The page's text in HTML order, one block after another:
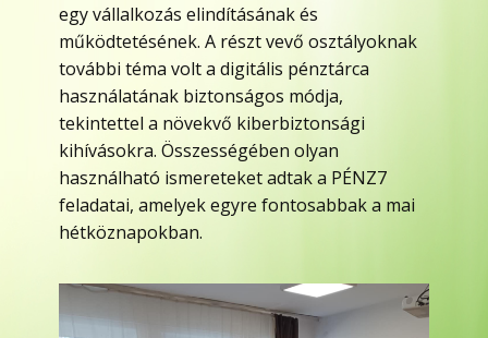
egy vállalkozás elindításának és
működtetésének. A részt vevő osztályoknak
további téma volt a digitális pénztárca
használatának biztonságos módja,
tekintettel a növekvő kiberbiztonsági
kihívásokra. Összességében olyan
használható ismereteket adtak a PÉNZ7
feladatai, amelyek egyre fontosabbak a mai
hétköznapokban.